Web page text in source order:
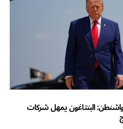
البنتاغون يمهل شركات